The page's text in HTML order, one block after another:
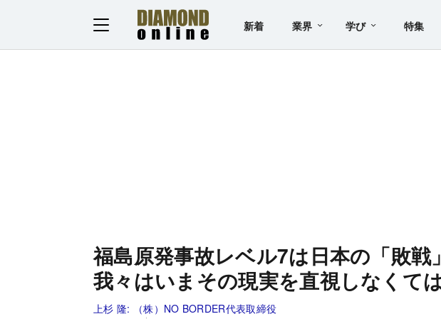
新着 業界 学び 特集
福島原発事故レベル7は日本の「敗戦
我々はいまその現実を直視しなくて
上杉 隆: （株）NO BORDER代表取締役